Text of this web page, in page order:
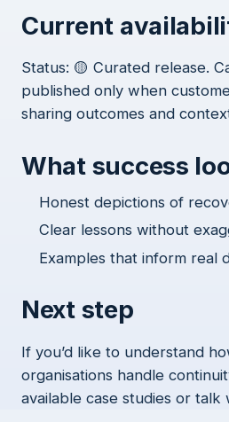
Current
Status: 🟡 Curated release.
published only when
sharing outcomes and
What success
Honest depictions of
Clear lessons without
Examples that inform real
Next step
If you’d like to understand
organisations handle
available case studies or talk